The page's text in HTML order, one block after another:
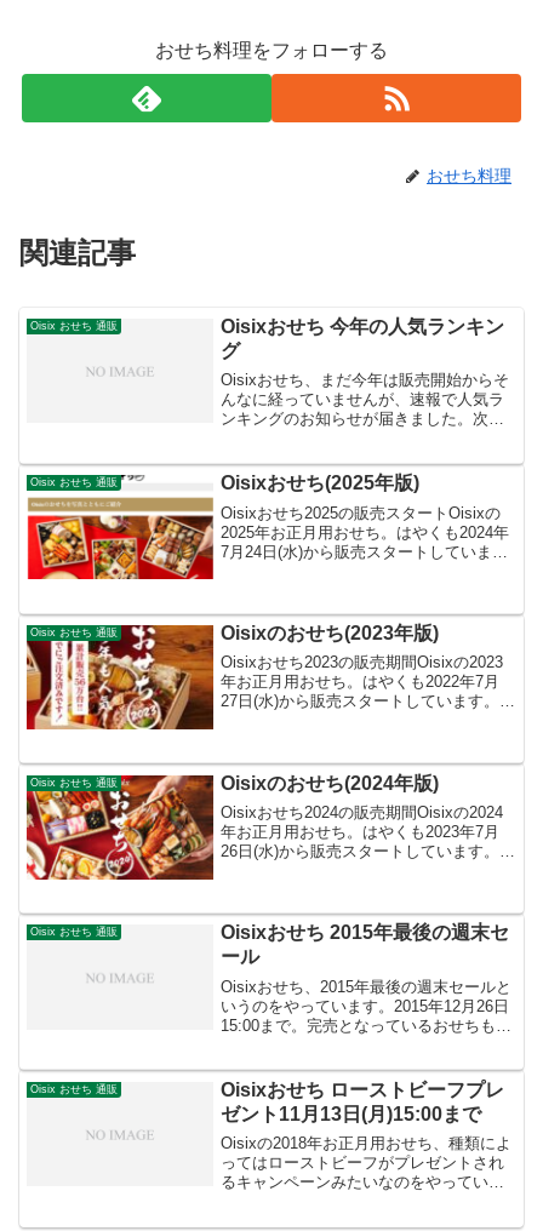
おせち料理をフォローする
おせち料理
関連記事
Oisix おせち 通販
Oisixおせち 今年の人気ランキン
グ
Oisixおせち、まだ今年は販売開始からそ
んなに経っていませんが、速報で人気ラ
ンキングのお知らせが届きました。次の
目）2017年度販売実績は約19,000台...
Oisix おせち 通販 Oisixおせち(2025年版)
Oisixおせち2025の販売スタートOisixの
2025年お正月用おせち。はやくも2024年
7月24日(水)から販売スタートしていま
Oisix おせち 通販 Oisixのおせち(2023年版)
Oisixおせち2023の販売期間Oisixの2023
年お正月用おせち。はやくも2022年7月
27日(水)から販売スタートしています。注
り次第販売終了となり...
Oisix おせち 通販 Oisixのおせち(2024年版)
Oisixおせち2024の販売期間Oisixの2024
年お正月用おせち。はやくも2023年7月
26日(水)から販売スタートしています。注
り次第販売終了となり...
Oisix おせち 通販
Oisixおせち 2015年最後の週末セ
ール
Oisixおせち、2015年最後の週末セールと
いうのをやっています。2015年12月26日
15:00まで。完売となっているおせちも多
重 高砂(2～3人前)15,800...
Oisix おせち 通販
Oisixおせち ローストビーフプレ
ゼント11月13日(月)15:00まで
Oisixの2018年お正月用おせち、種類によ
ってはローストビーフがプレゼントされ
るキャンペーンみたいなのをやっていま